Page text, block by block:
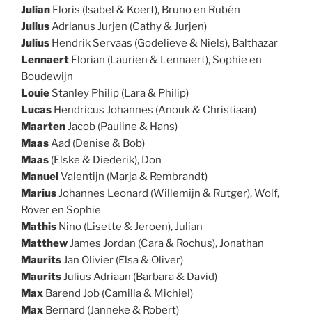
Julian Floris (Isabel & Koert), Bruno en Rubén
JuliusAdrianus Jurjen (Cathy & Jurjen)
Julius Hendrik Servaas (Godelieve & Niels), Balthazar
Lennaert Florian (Laurien & Lennaert), Sophie en
Boudewijn
Louie Stanley Philip (Lara & Philip)
Lucas Hendricus Johannes (Anouk & Christiaan)
MaartenJacob (Pauline & Hans)
MaasAad (Denise & Bob)
Maas (Elske & Diederik), Don
ManuelValentijn (Marja & Rembrandt)
MariusJohannes Leonard (Willemijn & Rutger), Wolf,
Rover en Sophie
Mathis Nino (Lisette & Jeroen), Julian
MatthewJames Jordan (Cara & Rochus), Jonathan
MauritsJan Olivier (Elsa & Oliver)
MauritsJulius Adriaan (Barbara & David)
Max Barend Job (Camilla & Michiel)
Max Bernard (Janneke & Robert)